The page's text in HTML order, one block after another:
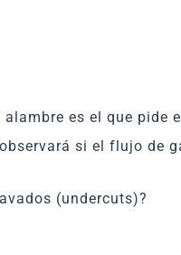
es el que pide
si el flujo de
(undercuts)?